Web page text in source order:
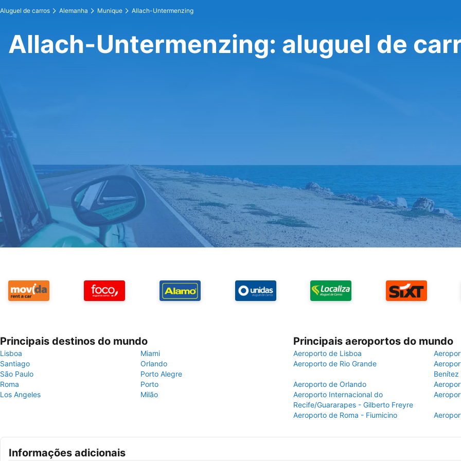
Aluguel de carros Alemanha Munique Allach-Untermenzing
Allach-Untermenzing: aluguel de
Principais destinos do mundo
Lisboa
Miami
Santiago
Orlando
São Paulo
Porto Alegre
Roma
Porto
Los Angeles
Milão
Principais aeroportos do mundo
Aeroporto de Lisboa
Aeroporto de Rio Grande
Benítez
Aeroporto de Orlando
Aeroporto Internacional do
Recife/Guararapes - Gilberto Freyre
Aeroporto de Roma - Fiumicino
Informações adicionais